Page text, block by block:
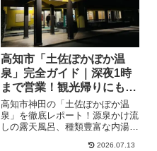
高知市「土佐ぽかぽか温
泉」完全ガイド｜深夜1時
まで営業！観光帰りにもお
すすめの日帰り温泉
高知市神田の「土佐ぽかぽか温
泉」を徹底レポート！源泉かけ流
しの露天風呂、種類豊富な内湯、
2026.07.13